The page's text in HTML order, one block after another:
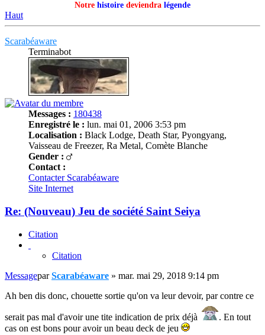
Notre histoire deviendra légende
Haut
Scarabéaware
Terminabot
Messages : 180438
Enregistré le : lun. mai 01, 2006 3:53 pm
Localisation : Black Lodge, Death Star, Pyongyang,
Vaisseau de Freezer, Ra Metal, Comète Blanche
Gender :
Contact :
Contacter Scarabéaware
Site Internet
Re: (Nouveau) Jeu de société Saint Seiya
Citation
Citation
MessageparScarabéaware » mar. mai 29, 2018 9:14 pm
Ah ben dis donc, chouette sortie qu'on va leur devoir, par contre ce
serait pas mal d'avoir une tite indication de prix déjà
. En tout
cas on est bons pour avoir un beau deck de jeu